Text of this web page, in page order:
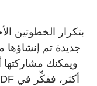
ويمكنك